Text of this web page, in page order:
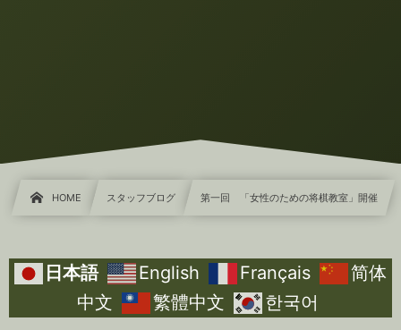
HOME スタッフブログ 第一回 「女性のための将棋教室」開催
日本語 English Français
简体
中文
繁體中文 한국어